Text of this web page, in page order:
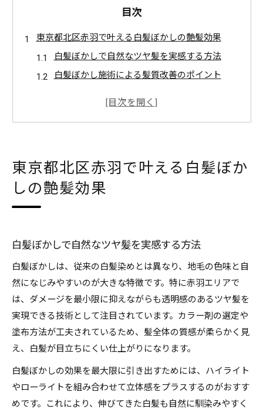
目次
東京都北区赤羽で叶える白髪ぼかしの艶髪効果
白髪ぼかしで自然なツヤ髪を実感する方法
白髪ぼかし施術による髪質改善のポイント
白髪ぼかしで叶うナチュラルな印象の秘訣
白髪ぼかし施術が自然派に選ばれる理由
白髪ぼかしのナチュラルさを保つコツ
白髪ぼかし施術が人気な理由と髪質改善の魅力
白髪ぼかしが髪質改善と好相性な理由
ダメージレスな白髪ぼかし施術の魅力
白髪ぼかしで髪のハリコシもアップ
髪質改善と白髪ぼかしの組み合わせ効果
赤羽で話題の白髪ぼかし効果が評判の秘密
白髪ぼかしが赤羽で口コミ評価の高い理由
東京都北区赤羽で叶える白髪ぼか
しの艶髪効果
白髪ぼかしで自然なツヤ髪を実感する方法
白髪ぼかしは、従来の白髪染めとは異なり、地毛の色味と自
然になじみやすいのが大きな特徴です。特に赤羽エリアで
は、ダメージを最小限に抑えながらも透明感のあるツヤ髪を
実現できる技術として注目されています。カラー剤の選定や
塗布方法が工夫されているため、髪全体の質感が柔らかく見
え、白髪が目立ちにくい仕上がりになります。
白髪ぼかしの効果を最大限に引き出すためには、ハイライト
やローライトを組み合わせて立体感をプラスするのがおすす
めです。これにより、伸びてきた白髪も自然に馴染みやすく